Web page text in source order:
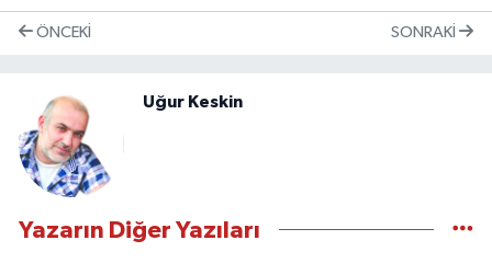
ÖNCEKI SONRAKI
Uğur Keskin
Yazarın Diğer Yazıları